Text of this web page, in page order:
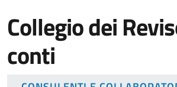
Collegio dei
conti